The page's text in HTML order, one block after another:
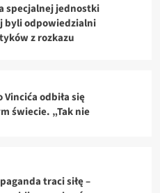
specjalnej jednostki
byli odpowiedzialni
z rozkazu
Vincića odbiła się
świecie. „Tak nie
traci siłę –